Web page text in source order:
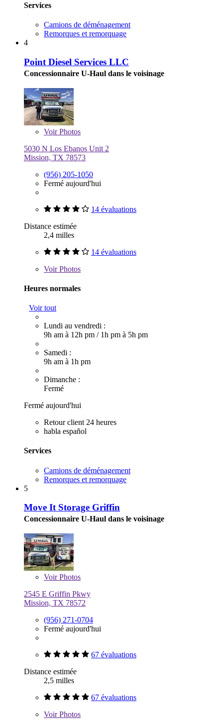
Services
Camions de déménagement
Remorques et remorquage
4
Point Diesel Services LLC
Concessionnaire U-Haul dans le voisinage
VoirPhotos
5030 N Los Ebanos Unit 2
Mission, TX 78573
(956) 205-1050
Fermé aujourd'hui
14 évaluations
Distance estimée
2,4 milles
14 évaluations
VoirPhotos
Heures normales
Voir tout
Lundi au vendredi :
9h am à 12h pm / 1h pm à 5h pm
Samedi :
9h am à 1h pm
Dimanche :
Fermé
Fermé aujourd'hui
Retour client 24 heures
habla español
Services
Camions de déménagement
Remorques et remorquage
5
Move It Storage Griffin
Concessionnaire U-Haul dans le voisinage
VoirPhotos
2545 E Griffin Pkwy
Mission, TX 78572
(956) 271-0704
Fermé aujourd'hui
67 évaluations
Distance estimée
2,5 milles
67 évaluations
VoirPhotos